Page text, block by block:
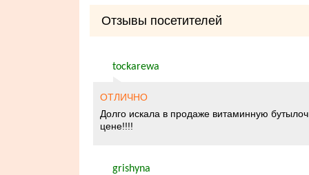
Отзывы посетителей
tockarewa
ОТЛИЧНО
Долго искала в продаже витаминную
цене!!!!
grishyna